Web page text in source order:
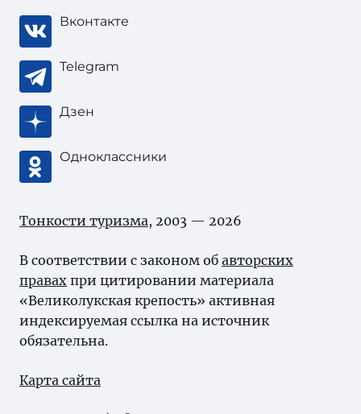
Вконтакте
Telegram
Дзен
Одноклассники
Тонкости туризма, 2003 — 2026
В соответствии с законом об авторских
правах при цитировании материала
«Великолукская крепость» активная
индексируемая ссылка на источник
обязательна.
Карта сайта